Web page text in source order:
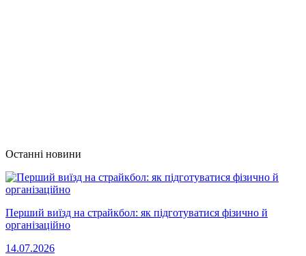
Останні новини
Перший виїзд на страйкбол: як підготуватися фізично й
організаційно
14.07.2026